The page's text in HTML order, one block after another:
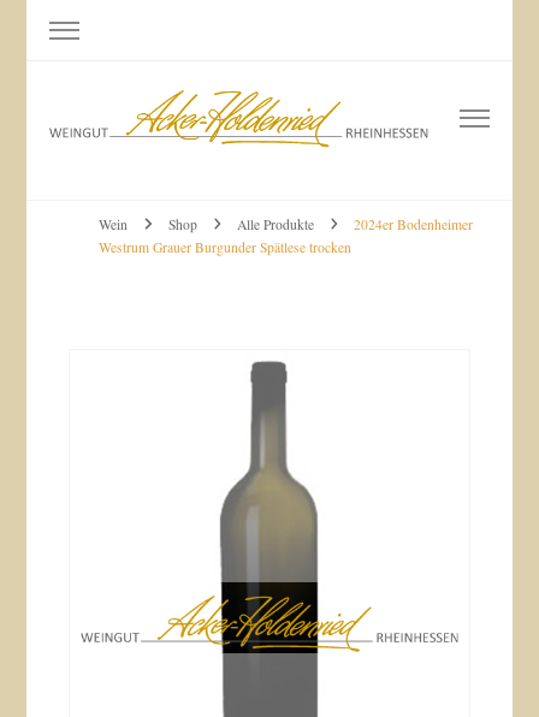
Weingut Acker-Holdenried
Bodenheim RHEINHESSEN
Wein Shop Alle Produkte
2024er Bodenheimer
Westrum Grauer Burgunder Spätlese trocken